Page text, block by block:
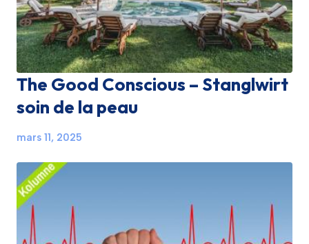
The Good Conscious – Stanglwirt
soin de la peau
mars 11, 2025